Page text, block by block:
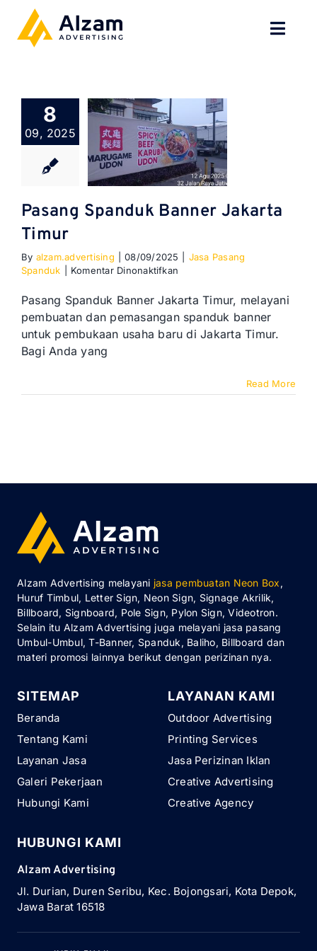
content
TENTANG
SPESIALISASI
GALERI
KONTAK
BLOG
8
09, 2025
Pasang Spanduk Banner Jakarta
Timur
By alzam.advertising 08/09/2025
Jasa Pasang
Spanduk
Komentar Dinonaktifkan
Spanduk
Jakarta
Timur
Pasang Spanduk Banner Jakarta Timur, melayani
pembuatan dan pemasangan spanduk banner
untuk pembukaan usaha baru di Jakarta Timur.
Bagi Anda yang
Read More
Alzam Advertising melayani jasa pembuatan Neon Box,
Huruf Timbul, Letter Sign, Neon Sign, Signage Akrilik,
Billboard, Signboard, Pole Sign, Pylon Sign, Videotron.
Selain itu Alzam Advertising juga melayani jasa pasang
Umbul-Umbul, T-Banner, Spanduk, Baliho, Billboard dan
materi promosi lainnya berikut dengan perizinan nya.
SITEMAP
Beranda
Tentang Kami
Layanan Jasa
Galeri Pekerjaan
Hubungi Kami
LAYANAN KAMI
Outdoor Advertising
Printing Services
Jasa Perizinan Iklan
Creative Advertising
Creative Agency
HUBUNGI KAMI
Alzam Advertising
Jl. Durian, Duren Seribu, Kec. Bojongsari, Kota Depok,
Jawa Barat 16518